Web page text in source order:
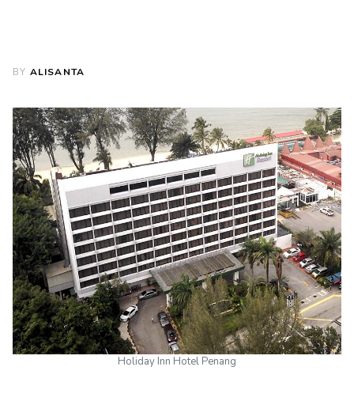
BY ALISANTA
Holiday Inn Hotel Penang